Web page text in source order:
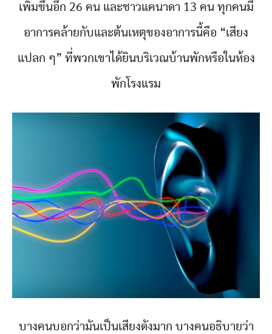
เพิ่มขึ้นอีก 26 คน และชาวแคนาดา 13 คน ทุกคนมี
อาการคล้ายกับและต้นเหตุของอาการนี้คือ “เสียง
แปลก ๆ” ที่พวกเขาได้ยินบริเวณบ้านพักหรือในห้อง
พักโรงแรม
บางคนบอกว่ามันเป็นเสียงดังมาก บางคนอธิบายว่า